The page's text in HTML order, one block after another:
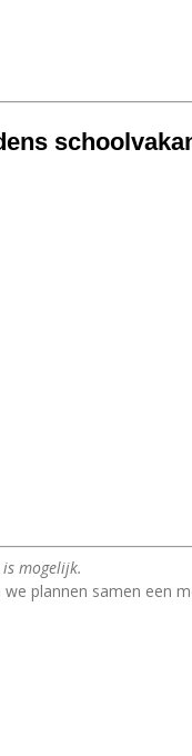
mogelijk.
plannen samen een